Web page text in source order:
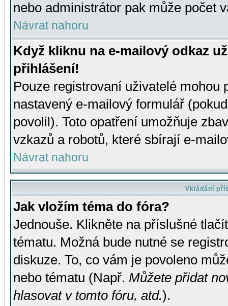
nebo administrátor pak může počet
Návrat nahoru
Když kliknu na e-mailový odkaz
přihlášení!
Pouze registrovaní uživatelé mohou
nastavený e-mailový formulář
povolil). Toto opatření umožňuje
vzkazů a robotů, které sbírají e-
Návrat nahoru
Vkládání
Jak vložím téma do fóra?
Jednouše. Klikněte na příslušné
tématu. Možná bude nutné se
diskuze. To, co vám je povoleno
nebo tématu (Např. Můžete přidat
hlasovat v tomto fóru, atd.).